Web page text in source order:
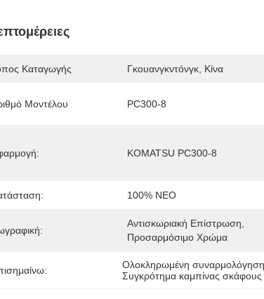
Καταγωγής Γκουανγκντόνγκ, Κίνα
Μοντέλου PC300-8
KOMATSU PC300-8
100% ΝΕΟ
Αντισκωριακή Επίστρωση,
Προσαρμόσιμο Χρώμα
Ολοκληρωμένη συναρμολόγηση
Συγκρότημα καμπίνας